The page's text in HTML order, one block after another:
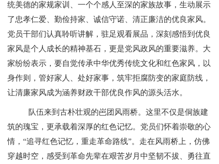
统美德的家规家训、一个个感人至深的家族故事，生动展示
了忠孝仁爱、勤俭持家、诚信守诺、清正廉洁的优良家风。
党员干部们认真聆听讲解，驻足观看展品，深刻感悟到优良
家风是个人成长的精神基石，更是党风政风的重要滋养。大
家纷纷表示，要自觉传承中华优秀传统文化和红色家风，以
身作则，管好家人、处好家事，筑牢拒腐防变的家庭防线，
让清廉家风成为涵养财政干部优良作风的源头活水。
队伍来到古朴壮观的岜团风雨桥。这里不仅是侗族建
筑的瑰宝，更承载着深厚的红色记忆。党员们怀着崇敬的心
情， “追寻红色记忆，重走革命路线”。走在风雨桥上，仿佛
穿越时空，感受到革命先辈在艰苦岁月中坚韧不拔、勇往直